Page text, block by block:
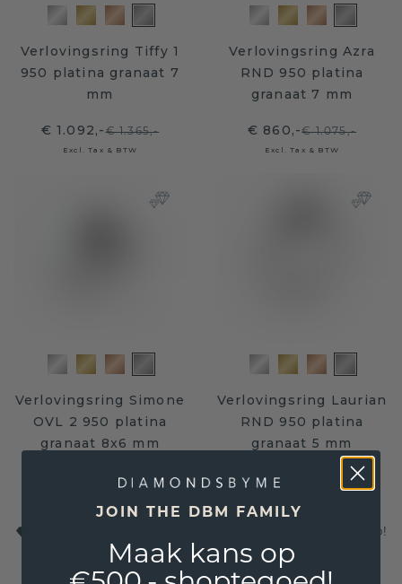
Verlovingsring Tiffy 1
950 platina granaat 7
mm
€ 1.092,-€ 1.365,-
Excl. Tax & BTW
Verlovingsring Azra
RND 950 platina
granaat 7 mm
€ 860,-€ 1.075,-
Excl. Tax & BTW
Verlovingsring Simone
OVL 2 950 platina
granaat 8x6 mm
€ 1.205,-
Verlovingsring Laurian
RND 950 platina
granaat 5 mm
€ 879,20 € 1.099,-
Wij vervaardigen ook uw eigen, unieke ontwerp!
JOIN THE DBM FAMILY
Maak kans op